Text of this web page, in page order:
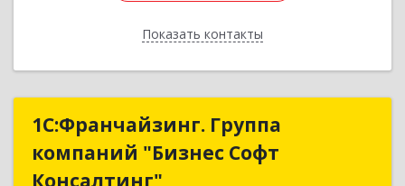
Показать контакты
Назад
1С:Франчайзинг. Группа
компаний "Бизнес Софт
Консалтинг"
1С:Франчайзинг. Группа
компаний "Бизнес Софт